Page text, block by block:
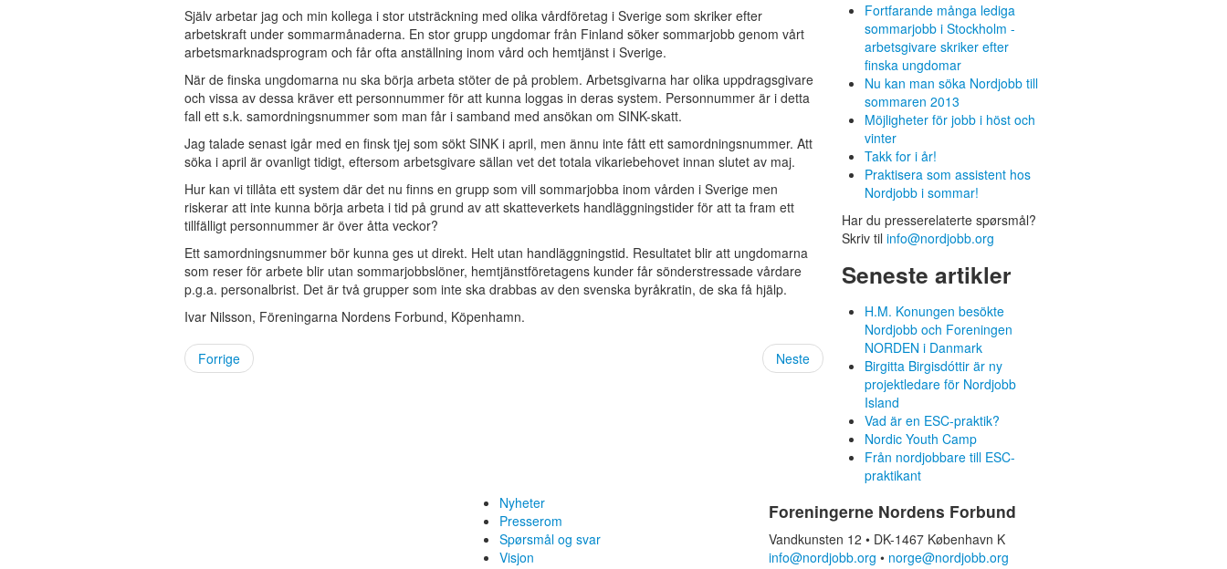
Själv arbetar jag och min kollega i stor utsträckning med olika vårdföretag i Sverige som skriker efter
arbetskraft under sommarmånaderna. En stor grupp ungdomar från Finland söker sommarjobb genom vårt
arbetsmarknadsprogram och får ofta anställning inom vård och hemtjänst i Sverige.
När de finska ungdomarna nu ska börja arbeta stöter de på problem. Arbetsgivarna har olika uppdragsgivare
och vissa av dessa kräver ett personnummer för att kunna loggas in deras system. Personnummer är i detta
fall ett s.k. samordningsnummer som man får i samband med ansökan om SINK-skatt.
Jag talade senast igår med en finsk tjej som sökt SINK i april, men ännu inte fått ett samordningsnummer. Att
söka i april är ovanligt tidigt, eftersom arbetsgivare sällan vet det totala vikariebehovet innan slutet av maj.
Hur kan vi tillåta ett system där det nu finns en grupp som vill sommarjobba inom vården i Sverige men
riskerar att inte kunna börja arbeta i tid på grund av att skatteverkets handläggningstider för att ta fram ett
tillfälligt personnummer är över åtta veckor?
Ett samordningsnummer bör kunna ges ut direkt. Helt utan handläggningstid. Resultatet blir att ungdomarna
som reser för arbete blir utan sommarjobbslöner, hemtjänstföretagens kunder får sönderstressade vårdare
p.g.a. personalbrist. Det är två grupper som inte ska drabbas av den svenska byråkratin, de ska få hjälp.
Ivar Nilsson, Föreningarna Nordens Forbund, Köpenhamn.
Forrige Neste
Fortfarande många lediga
sommarjobb i Stockholm -
arbetsgivare skriker efter
finska ungdomar
Nu kan man söka Nordjobb till
sommaren 2013
Möjligheter för jobb i höst och
vinter
Takk for i år!
Praktisera som assistent hos
Nordjobb i sommar!
Har du presserelaterte spørsmål?
Skriv til info@nordjobb.org
Seneste artikler
H.M. Konungen besökte
Nordjobb och Foreningen
NORDEN i Danmark
Birgitta Birgisdóttir är ny
projektledare för Nordjobb
Island
Vad är en ESC-praktik?
Nordic Youth Camp
Från nordjobbare till ESC-
praktikant
Nyheter
Presserom
Spørsmål og svar
Visjon
Foreningerne Nordens Forbund
Vandkunsten 12 • DK-1467 København K
info@nordjobb.org • norge@nordjobb.org